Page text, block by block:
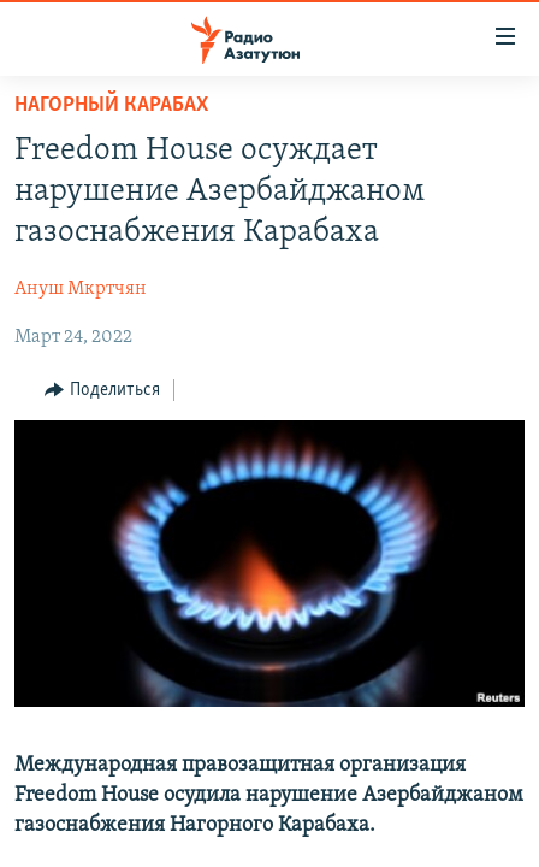
Перейти
основному
содержанию
Перейти
основной
навигации
Перейти
поиску
ГЛАВНАЯ
ПОЛИТИКА
ЭКОНОМИКА
РЕГИОН
НАГОРНЫЙ КАРАБАХ
НАГОРНЫЙ КАРАБАХ
Freedom House осуждает
нарушение Азербайджаном
газоснабжения Карабаха
Ануш Мкртчян
Март 24, 2022
Поделиться
Международная правозащитная организация
Freedom House осудила нарушение Азербайджаном
газоснабжения Нагорного Карабаха.